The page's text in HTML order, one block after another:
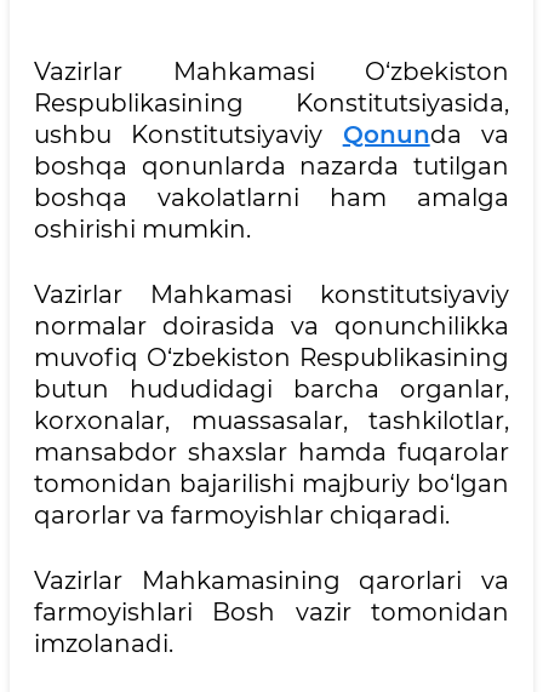
Vazirlar Mahkamasi O‘zbekiston
Respublikasining Konstitutsiyasida,
ushbu Konstitutsiyaviy Qonunda va
boshqa qonunlarda nazarda tutilgan
boshqa vakolatlarni ham amalga
oshirishi mumkin.
Vazirlar Mahkamasi konstitutsiyaviy
normalar doirasida va qonunchilikka
muvofiq O‘zbekiston Respublikasining
butun hududidagi barcha organlar,
korxonalar, muassasalar, tashkilotlar,
mansabdor shaxslar hamda fuqarolar
tomonidan bajarilishi majburiy bo‘lgan
qarorlar va farmoyishlar chiqaradi.
Vazirlar Mahkamasining qarorlari va
farmoyishlari Bosh vazir tomonidan
imzolanadi.